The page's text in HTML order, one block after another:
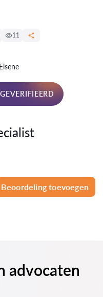
11
Beoordeling toevoegen
advocaten